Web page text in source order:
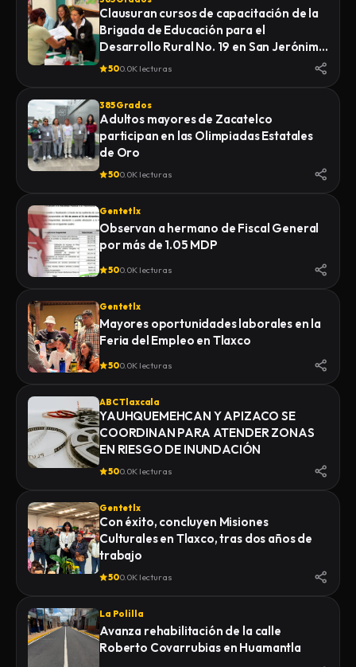
Clausuran cursos de capacitación de la
Brigada de Educación para el
Desarrollo Rural No. 19 en San Jerónimo
Zacualpan
500.0K lecturas
385 Grados
Adultos mayores de Zacatelco
participan en las Olimpiadas Estatales
de Oro
500.0K lecturas
Gentetlx
Observan a hermano de Fiscal General
por más de 1.05 MDP
500.0K lecturas
Gentetlx
Mayores oportunidades laborales en la
Feria del Empleo en Tlaxco
500.0K lecturas
ABC Tlaxcala
YAUHQUEMEHCAN Y APIZACO SE
COORDINAN PARA ATENDER ZONAS
EN RIESGO DE INUNDACIÓN
500.0K lecturas
Gentetlx
Con éxito, concluyen Misiones
Culturales en Tlaxco, tras dos años de
trabajo
500.0K lecturas
La Polilla
Avanza rehabilitación de la calle
Roberto Covarrubias en Huamantla